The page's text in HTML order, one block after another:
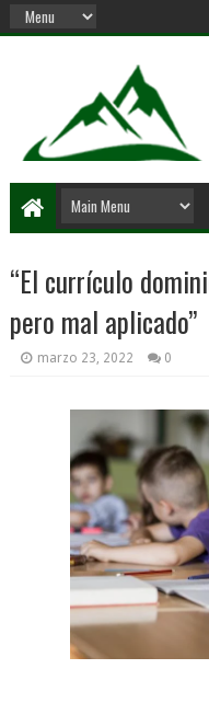
“El currículo
pero mal aplicado”
marzo 23, 2022 0